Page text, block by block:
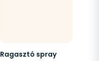
Ragasztó spray